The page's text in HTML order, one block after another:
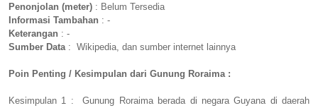
Penonjolan (meter) : Belum Tersedia
Informasi Tambahan : -
Keterangan : -
Sumber Data: Wikipedia, dan sumber internet lainnya
Poin Penting / Kesimpulan dari Gunung Roraima :
Kesimpulan 1 : Gunung Roraima berada di negara Guyana di daerah